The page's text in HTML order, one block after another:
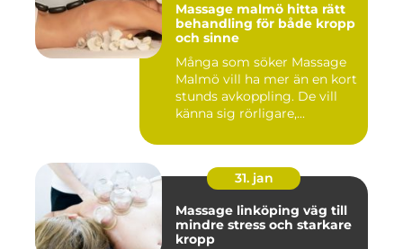
Massage malmö hitta rätt
behandling för både kropp
och sinne
Många som söker Massage
Malmö vill ha mer än en kort
stunds avkoppling. De vill
känna sig rörligare,...
31. jan
Massage linköping väg till
mindre stress och starkare
kropp